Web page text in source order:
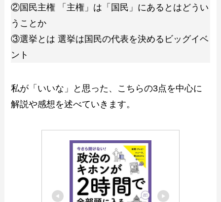
②国民主権 「主権」は「国民」にあるとはどうい
うことか
③選挙とは 選挙は国民の代表を決めるビッグイベ
ント
私が「いいな」と思った、こちらの3点を中心に
解説や感想を述べていきます。